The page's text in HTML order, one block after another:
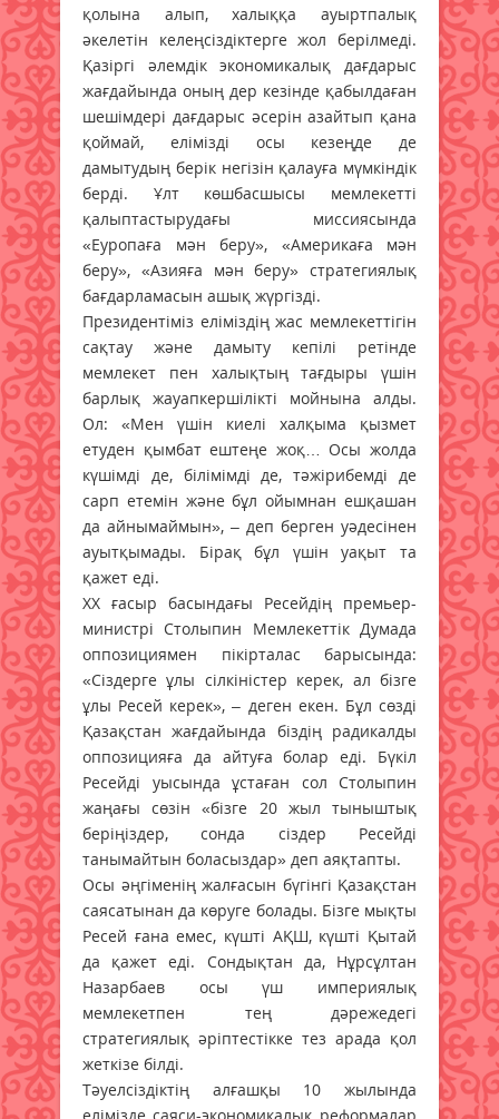
қолына алып, халыққа ауыртпалық
әкелетін келеңсіздіктерге жол берілмеді.
Қазіргі әлемдік экономикалық дағдарыс
жағдайында оның дер кезінде қабылдаған
шешімдері дағдарыс әсерін азайтып қана
қоймай, елімізді осы кезеңде де
дамытудың берік негізін қалауға мүмкіндік
берді. Ұлт көшбасшысы мемлекетті
қалыптастырудағы миссиясында
«Еуропаға мән беру», «Америкаға мән
беру», «Азияға мән беру» стратегиялық
бағдарламасын ашық жүргізді.
Президентіміз еліміздің жас мемлекеттігін
сақтау және дамыту кепілі ретінде
мемлекет пен халықтың тағдыры үшін
барлық жауапкершілікті мойнына алды.
Ол: «Мен үшін киелі халқыма қызмет
етуден қымбат ештеңе жоқ… Осы жолда
күшімді де, білімімді де, тәжірибемді де
сарп етемін және бұл ойымнан ешқашан
да айнымаймын», – деп берген уәдесінен
ауытқымады. Бірақ бұл үшін уақыт та
қажет еді.
ХХ ғасыр басындағы Ресейдің премьер-
министрі Столыпин Мемлекеттік Думада
оппозициямен пікірталас барысында:
«Сіздерге ұлы сілкіністер керек, ал бізге
ұлы Ресей керек», – деген екен. Бұл сөзді
Қазақстан жағдайында біздің радикалды
оппозицияға да айтуға болар еді. Бүкіл
Ресейді уысында ұстаған сол Столыпин
жаңағы сөзін «бізге 20 жыл тыныштық
беріңіздер, сонда сіздер Ресейді
танымайтын боласыздар» деп аяқтапты.
Осы әңгіменің жалғасын бүгінгі Қазақстан
саясатынан да көруге болады. Бізге мықты
Ресей ғана емес, күшті АҚШ, күшті Қытай
да қажет еді. Сондықтан да, Нұрсұлтан
Назарбаев осы үш империялық
мемлекетпен тең дәрежедегі
стратегиялық әріптестікке тез арада қол
жеткізе білді.
Тәуелсіздіктің алғашқы 10 жылында
елімізде саяси-экономикалық реформалар